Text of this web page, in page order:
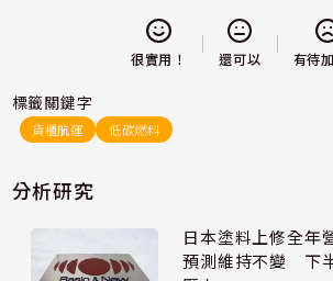
很實用！ 還可以 有待
標籤關鍵字
貨櫃航運 低碳燃料
分析研究
日本塗料上修全年
預測維持不變 下